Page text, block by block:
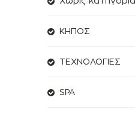
ΚΗΠΟΣ
ΤΕΧΝΟΛΟΓΙΕΣ
SPA